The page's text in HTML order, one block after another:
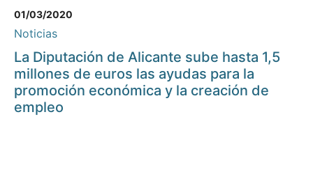
01/03/2020
Noticias
La Diputación de Alicante sube hasta 1,5
millones de euros las ayudas para la
promoción económica y la creación de
empleo